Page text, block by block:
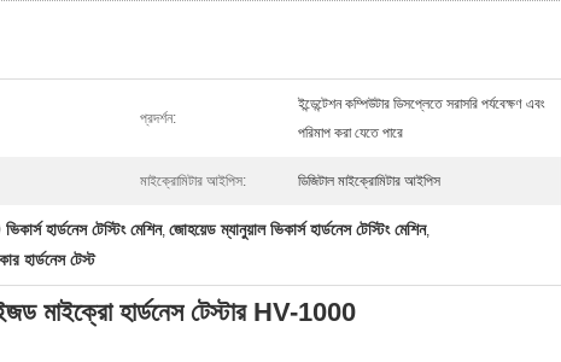
প্রদর্শন:
ইন্ডেন্টেশন কম্পিউটার ডিসপ্লেতে সরাসরি পর্যবেক্ষণ এবং
পরিমাপ করা যেতে পারে
মাইক্রোমিটার আইপিস: ডিজিটাল মাইক্রোমিটার আইপিস
হার্ডনেস টেস্টিং মেশিন, জোহয়েড ম্যানুয়াল ভিকার্স হার্ডনেস টেস্টিং মেশিন,
হার্ডনেস টেস্ট
মাইক্রো হার্ডনেস টেস্টার HV-1000